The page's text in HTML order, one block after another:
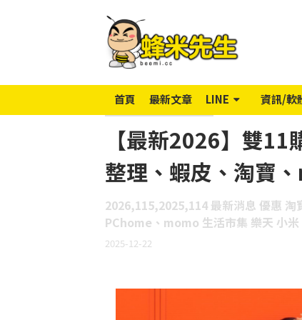
首頁 最新文章 LINE 資訊/軟
【最新2026】雙
整理、蝦皮、淘寶
2026,115,2025,114 最新消息 優惠
PChome、momo 生活市集 樂天 小
2025-12-22